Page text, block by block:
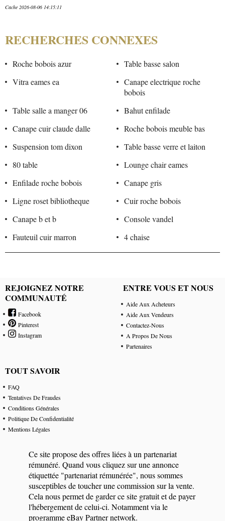
Cache 2026-08-06 14:15:11
RECHERCHES CONNEXES
Roche bobois azur
Table basse salon
Vitra eames ea
Canape electrique roche
bobois
Table salle a manger 06
Bahut enfilade
Canape cuir claude dalle
Roche bobois meuble bas
Suspension tom dixon
Table basse verre et laiton
80 table
Lounge chair eames
Enfilade roche bobois
Canape gris
Ligne roset bibliotheque
Cuir roche bobois
Canape b et b
Console vandel
Fauteuil cuir marron
4 chaise
REJOIGNEZ NOTRE
COMMUNAUTÉ
Facebook
Pinterest
Instagram
ENTRE VOUS ET NOUS
Aide Aux Acheteurs
Aide Aux Vendeurs
Contactez-Nous
A Propos De Nous
Partenaires
TOUT SAVOIR
FAQ
Tentatives De Fraudes
Conditions Générales
Politique De Confidentialité
Mentions Légales
Ce site propose des offres liées à un partenariat
rémunéré. Quand vous cliquez sur une annonce
étiquettée "partenariat rémunérée", nous sommes
susceptibles de toucher une commission sur la vente.
Cela nous permet de garder ce site gratuit et de payer
l'hébergement de celui-ci. Notamment via le
programme eBay Partner network.